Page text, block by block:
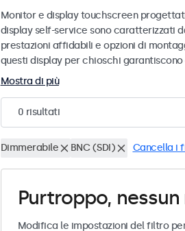
Monitor e display touchscreen
display self-service sono caratterizzati
prestazioni affidabili e opzioni di
questi display per chioschi
Mostra di più
0 risultati
Dimmerabile BNC (SDI) Cancella i
Purtroppo,
Modifica le impostazioni del filtro